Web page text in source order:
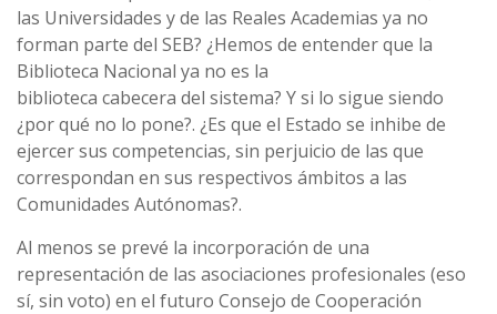
las Universidades y de las Reales Academias ya no
forman parte del SEB? ¿Hemos de entender que la
Biblioteca Nacional ya no es la
biblioteca cabecera del sistema? Y si lo sigue siendo
¿por qué no lo pone?. ¿Es que el Estado se inhibe de
ejercer sus competencias, sin perjuicio de las que
correspondan en sus respectivos ámbitos a las
Comunidades Autónomas?.
Al menos se prevé la incorporación de una
representación de las asociaciones profesionales (eso
sí­, sin voto) en el futuro Consejo de Cooperación